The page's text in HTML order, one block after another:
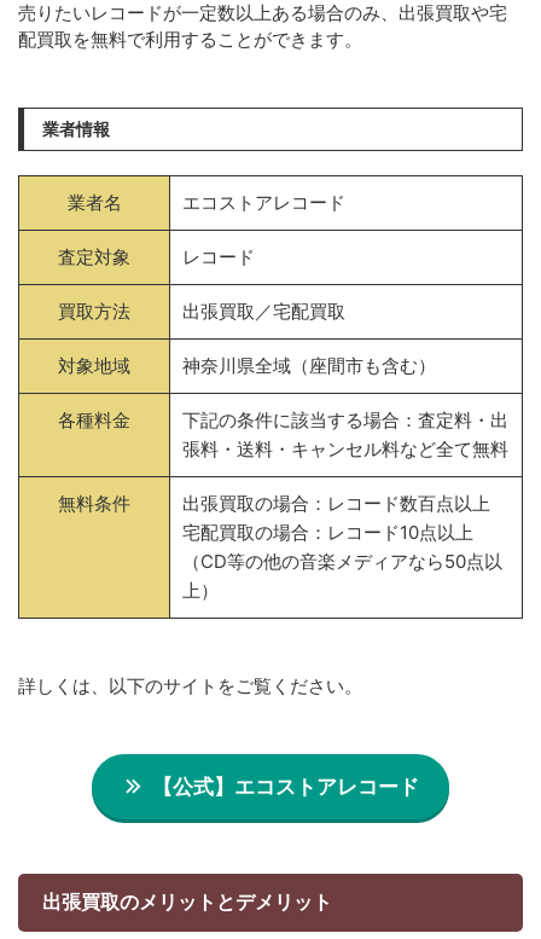
売りたいレコードが一定数以上ある場合のみ、出張買取や宅
配買取を無料で利用することができます。
業者情報
業者名 エコストアレコード
査定対象 レコード
買取方法 出張買取／宅配買取
対象地域 神奈川県全域（座間市も含む）
各種料金
下記の条件に該当する場合：査定料・出
張料・送料・キャンセル料など全て無料
無料条件
出張買取の場合：レコード数百点以上
宅配買取の場合：レコード10点以上
（CD等の他の音楽メディアなら50点以
上）
詳しくは、以下のサイトをご覧ください。
【公式】エコストアレコード
出張買取のメリットとデメリット